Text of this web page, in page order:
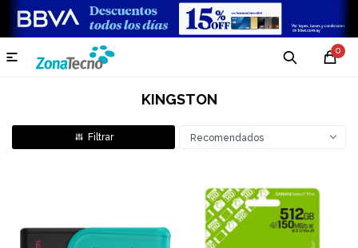
0

KINGSTON
Recomendados